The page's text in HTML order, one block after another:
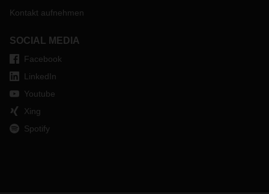
Kontakt aufnehmen
SOCIAL MEDIA
Facebook
LinkedIn
Youtube
Xing
Spotify